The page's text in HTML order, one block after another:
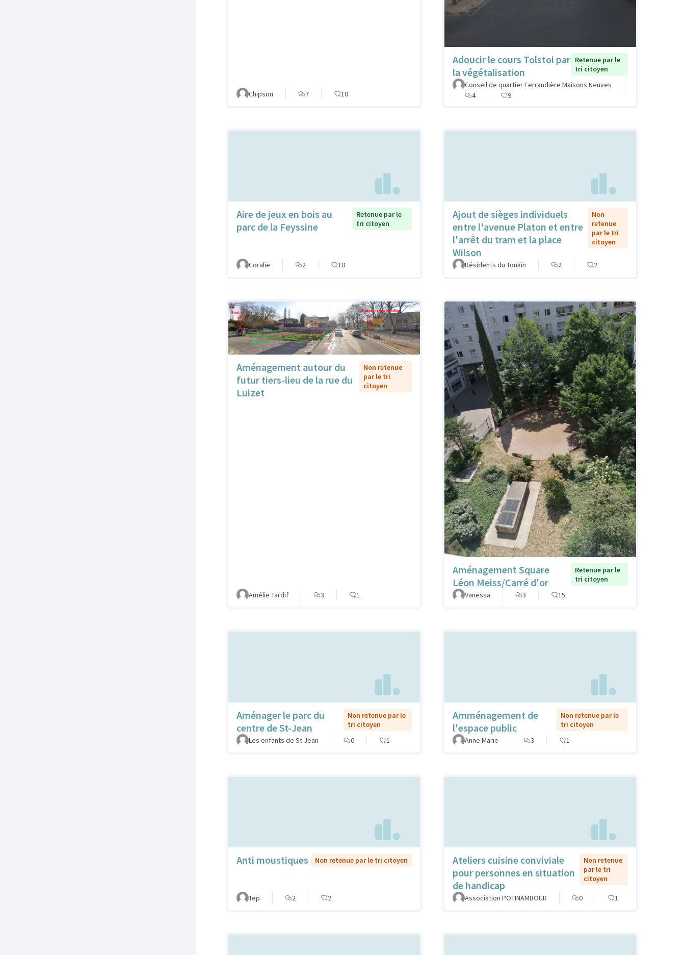
Chipson 7 10
Adoucir le cours Tolstoi par
la végétalisation
Retenue par le
tri citoyen
Conseil de quartier Ferrandière Maisons Neuves
4
9
Aire de jeux en bois au
parc de la Feyssine
Retenue par le
tri citoyen
Coralie 2 10
Ajout de sièges individuels
entre l'avenue Platon et entre
l'arrêt du tram et la place
Wilson
Non
retenue
par le tri
citoyen
Résidents du Tonkin 2 2
Aménagement autour du
futur tiers-lieu de la rue du
Luizet
Non retenue
par le tri
citoyen
Amélie Tardif 3 1
Aménagement Square
Léon Meiss/Carré d'or
Retenue par le
tri citoyen
Vanessa
3 15
Aménager le parc du
centre de St-Jean
Non retenue par le
tri citoyen
Les enfants de St Jean
0 1
Amménagement de
l'espace public
Non retenue par le
tri citoyen
Anne Marie
3 1
Anti moustiques Non retenue par le tri citoyen
Tep 2 2
Ateliers cuisine conviviale
pour personnes en situation
de handicap
Non retenue
par le tri
citoyen
Association POTINAMBOUR 0 1